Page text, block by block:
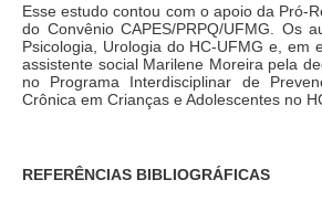
Esse estudo contou com o apoio da Pró-
do Convênio CAPES/PRPQ/UFMG. Os
Psicologia, Urologia do HC-UFMG e, em
assistente social Marilene Moreira pela
no Programa Interdisciplinar de
Crônica em Crianças e Adolescentes no
REFERÊNCIAS BIBLIOGRÁFICAS